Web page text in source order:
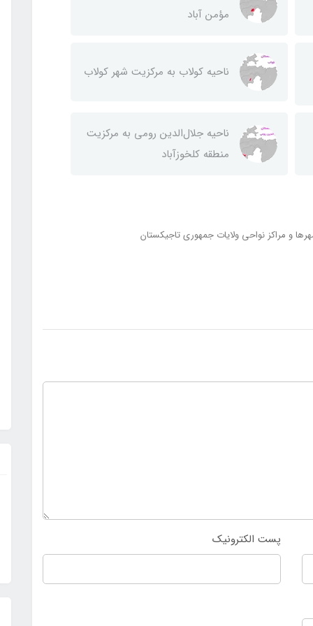
مؤمن آباد
ناحيه كولاب به مركزيت شهر كولاب
ناحيه جلال‌الدين رومی به مركزيت
منطقه كلخوزآباد
و مراکز نواحی ولایات جمهوری تاجیکستان
پست الکترونیک